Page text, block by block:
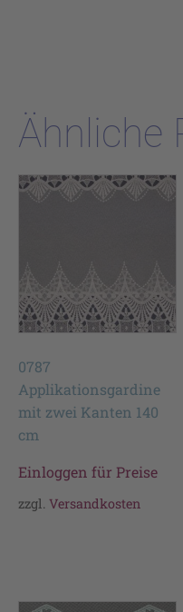
Ähnliche
0787
Applikationsgardine
mit zwei Kanten 140
cm
Einloggen für Preise
zzgl. Versandkosten